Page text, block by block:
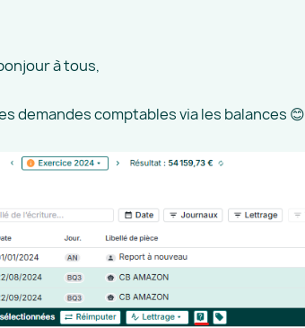
à tous,
demandes comptables via les balances 😊